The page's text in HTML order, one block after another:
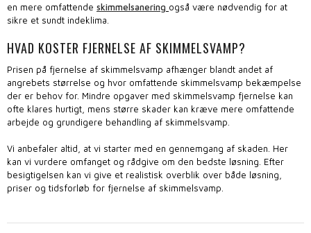
en mere omfattende skimmelsanering også være nødvendig for at
sikre et sundt indeklima.​
HVAD KOSTER FJERNELSE AF SKIMMELSVAMP?
Prisen på fjernelse af skimmelsvamp afhænger blandt andet af
angrebets størrelse og hvor omfattende skimmelsvamp bekæmpelse
der er behov for. Mindre opgaver med skimmelsvamp fjernelse kan
ofte klares hurtigt, mens større skader kan kræve mere omfattende
arbejde og grundigere behandling af skimmelsvamp.
Vi anbefaler altid, at vi starter med en gennemgang af skaden. Her
kan vi vurdere omfanget og rådgive om den bedste løsning. Efter
besigtigelsen kan vi give et realistisk overblik over både løsning,
priser og tidsforløb for fjernelse af skimmelsvamp.